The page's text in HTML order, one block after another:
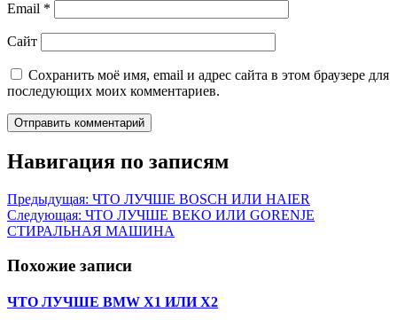
Email *
Сайт
Сохранить моё имя, email и адрес сайта в этом браузере для
последующих моих комментариев.
Навигация по записям
Предыдущая: ЧТО ЛУЧШЕ BOSCH ИЛИ HAIER
Следующая: ЧТО ЛУЧШЕ BEKO ИЛИ GORENJE
СТИРАЛЬНАЯ МАШИНА
Похожие записи
ЧТО ЛУЧШЕ BMW X1 ИЛИ X2